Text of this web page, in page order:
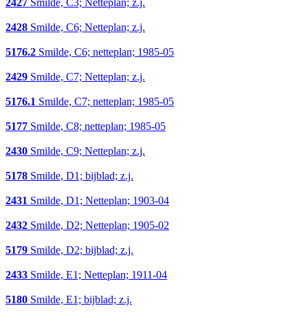
2427 Smilde, C3; Netteplan; z.j.
2428 Smilde, C6; Netteplan; z.j.
5176.2 Smilde, C6; netteplan; 1985-05
2429 Smilde, C7; Netteplan; z.j.
5176.1 Smilde, C7; netteplan; 1985-05
5177 Smilde, C8; netteplan; 1985-05
2430 Smilde, C9; Netteplan; z.j.
5178 Smilde, D1; bijblad; z.j.
2431 Smilde, D1; Netteplan; 1903-04
2432 Smilde, D2; Netteplan; 1905-02
5179 Smilde, D2; bijblad; z.j.
2433 Smilde, E1; Netteplan; 1911-04
5180 Smilde, E1; bijblad; z.j.